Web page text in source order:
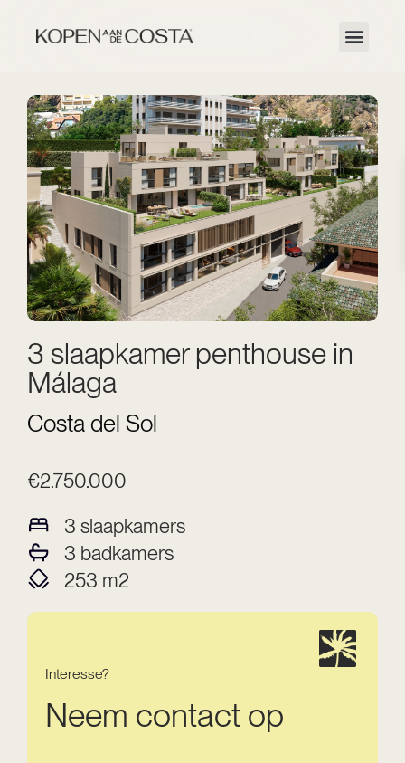
3 slaapkamer penthouse in
Málaga
Costa del Sol
€2.750.000
3 slaapkamers
3 badkamers
253 m2
Interesse?
Neem contact op